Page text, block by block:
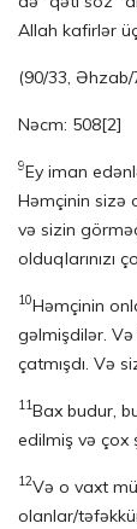
Allah kafirlər
(90/33, Əhzab/
Nəcm: 508[2]
9Ey iman
Həmçinin sizə
və sizin
olduqlarınızı
10Həmçinin
gəlmişdilər.
çatmışdı. Və
11Bax budur,
edilmiş və çox
12Və o vaxt
olanlar/